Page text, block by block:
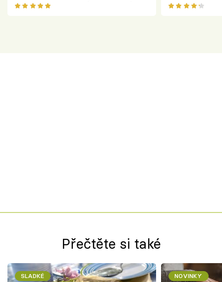
ovoce
salátem –
Přečtěte si také
SLADKÉ NOVINKY